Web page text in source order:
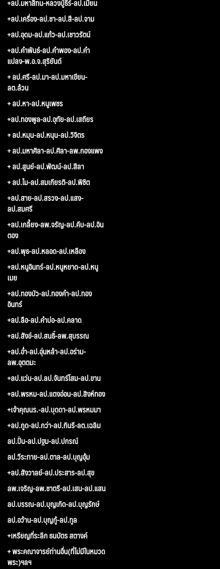
+ลป.มหาสีทน-หลวงปู่ธีร์-ลป.เมี้ยน
+ลป.เครื่อง-ลป.ชา-ลป.สี-ลป.จาม
+ลป.อุดม-ลป.แก้ว-ลป.เชาวรัตน์
+ลป.คำพันธ์-ลป.คำพอง-ลป.คำ
แปลง-พ.อ.จ.สุริยันต์
+ ลป.ศรี-ลป.มา-ลป.มหาเขียน-
ลต.ล้วน
+ ลป.หา-ลป.หนูเพชร
+ลป.ทองพูล-ลป.อุทัย-ลป.เสถียร
+ ลป.หมุน-ลป.หนุน-ลป.วิจิตร
+ ลป.มหาศิลา-ลป.ศิลา-ลพ.กองแพง
+ ลป.สูนย์-ลป.พัฒน์-ลป.สีลา
+ ลป.ไม-ลป.สมเกียรติ-ลป.พิชิต
+ลป.สาย-ลป.สรวง-ลป.แสง-
ลป.สมศรี
+ลป.เกลี้ยง-ลพ.จรัญ-ลป.คีบ-ลป.อิน
ตอง
+ลป.พุธ-ลป.หลอด-ลป.เหลือง
+ลป.หนูอินทร์-ลป.หนูหยาด-ลป.หนู
เมย
+ลป.ทองบัว-ลป.ทองคำ-ลป.ทอง
อินทร์
+ลป.ลือ-ลป.คำบ่อ-ลป.คลาด
+ลป.สังข์-ลป.สนธิ์-ลพ.สุบรรณ
+ลป.อ่ำ-ลป.อุ่นหล้า-ลป.อร่าม-
ลพ.อุตตมะ
+ลป.แว่น-ลป.ลป.จันทร์โสม-ลป.ขาน
+ลป.พรหม-ลป.แตงอ่อน-ลป.สิงห์ทอง
+เจ้าคุณนร.-ลป.บุดดา-ลป.พรหมมา
+ลป.กูด-ลป.กว่า-ลป.กินรี-ลต.เฉลิม
ลป.ปั่น-ลป.ปฐม-ลป.ปกรณ์
ลป.วีระทาย-ลป.ตาล-ลป.บุญอุ้ม
+ลป.สังวาลย์-ลป.ประสาร-ลป.สุข
ลพ.เจริญ-ลพ.ชาตรี-ลป.เสน-ลป.แสน
ลป.บรรณ-ลป.บุญเกิด-ลป.บุญรักษ์
ลป.อว้าน-ลป.บุญกู้-ลป.ทูล
+เหรียญที่ระลึก ธนบัตร สตางค์
+ พระคณาจารย์ท่านอื่น(ที่ไม่มีในหมวด
พระ)ฯลฯ